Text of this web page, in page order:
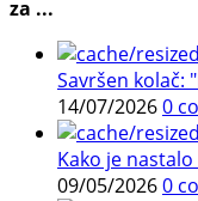
za ...
Savršen kolač:
14/07/20260
Kako je
09/05/20260